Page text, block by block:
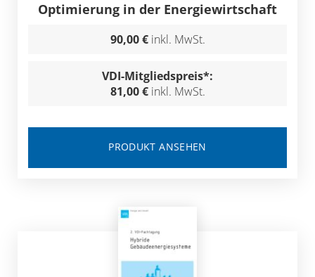
Optimierung in der Energiewirtschaft
90,00 € inkl. MwSt.
VDI-Mitgliedspreis*:
81,00 € inkl. MwSt.
PRODUKT ANSEHEN